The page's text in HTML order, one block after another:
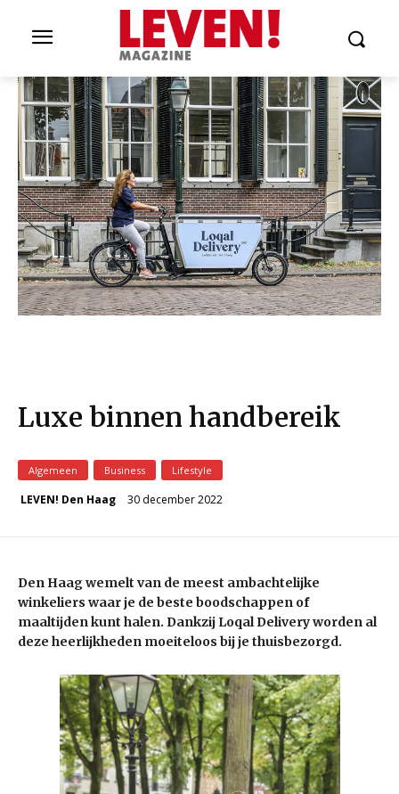
Luxe binnen handbereik
Algemeen Business Lifestyle
LEVEN! Den Haag 30 december 2022
Den Haag wemelt van de meest ambachtelijke
winkeliers waar je de beste boodschappen of
maaltijden kunt halen. Dankzij Loqal Delivery worden al
deze heerlijkheden moeiteloos bij je thuisbezorgd.